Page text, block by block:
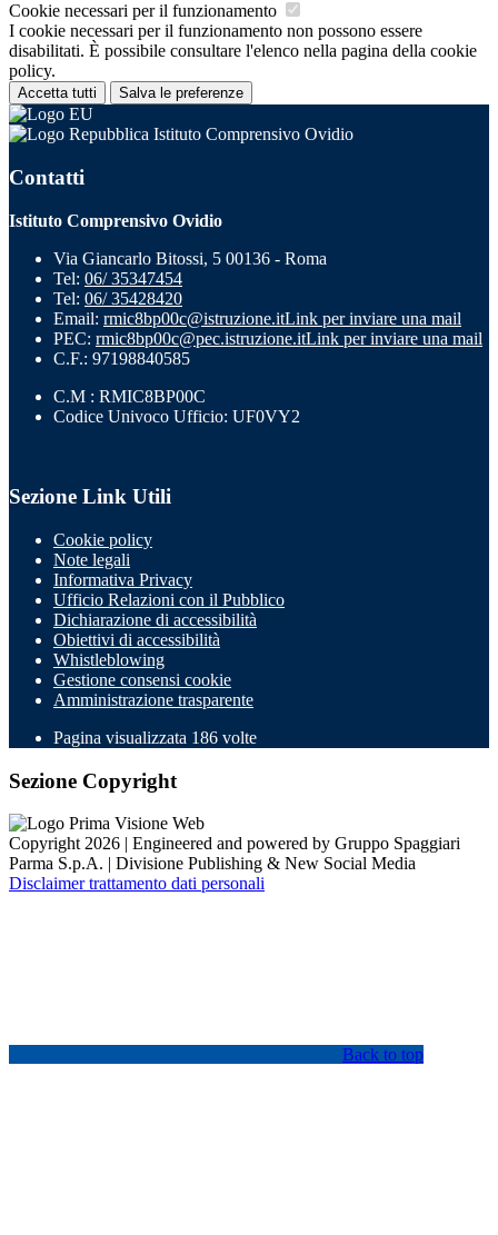
Cookie necessari per il funzionamento
I cookie necessari per il funzionamento non possono essere
disabilitati. È possibile consultare l'elenco nella pagina della cookie
policy.
Accetta tutti Salva le preferenze
Istituto Comprensivo Ovidio
Contatti
Istituto Comprensivo Ovidio
Via Giancarlo Bitossi, 5 00136 - Roma
Tel: 06/ 35347454
Tel: 06/ 35428420
Email: rmic8bp00c@istruzione.itLink per inviare una mail
PEC: rmic8bp00c@pec.istruzione.itLink per inviare una mail
C.F.: 97198840585
C.M : RMIC8BP00C
Codice Univoco Ufficio: UF0VY2
Sezione Link Utili
Cookie policy
Note legali
Informativa Privacy
Ufficio Relazioni con il Pubblico
Dichiarazione di accessibilità
Obiettivi di accessibilità
Whistleblowing
Gestione consensi cookie
Amministrazione trasparente
Pagina visualizzata 186 volte
Sezione Copyright
Copyright 2026 | Engineered and powered by Gruppo Spaggiari
Parma S.p.A. | Divisione Publishing & New Social Media
Disclaimer trattamento dati personali
Back to top